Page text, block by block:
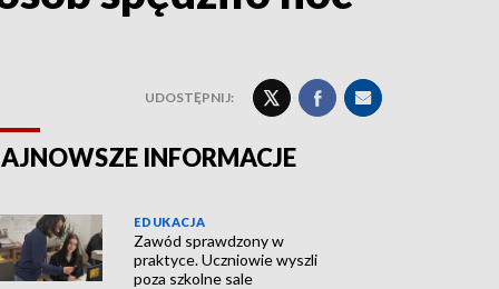
UDOSTĘPNIJ:
INFORMACJE
EDUKACJA
Zawód sprawdzony w
praktyce. Uczniowie wyszli
poza szkolne sale